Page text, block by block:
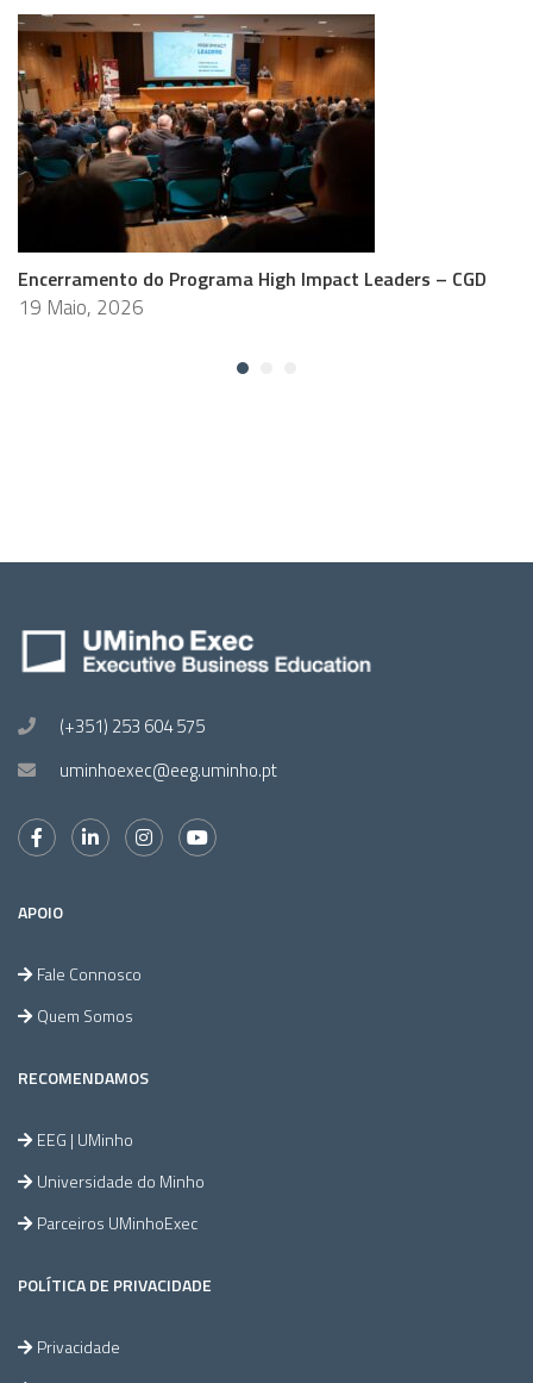
Encerramento do Programa High Impact Leaders – CGD
19 Maio, 2026
(+351) 253 604 575
uminhoexec@eeg.uminho.pt
APOIO
Fale Connosco
Quem Somos
RECOMENDAMOS
EEG | UMinho
Universidade do Minho
Parceiros UMinhoExec
POLÍTICA DE PRIVACIDADE
Privacidade